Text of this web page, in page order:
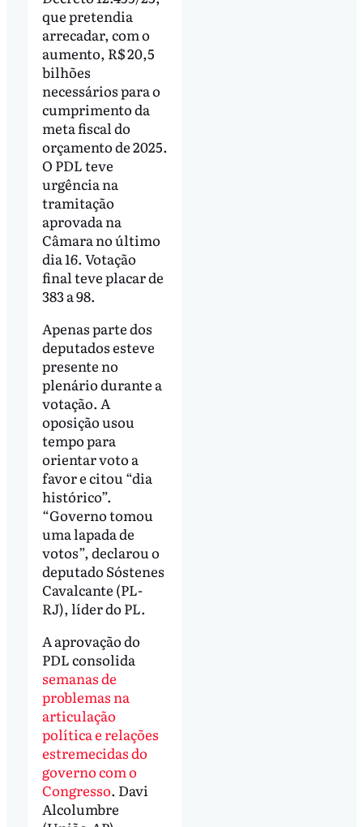
que pretendia
arrecadar, com o
aumento, R$ 20,5
bilhões
necessários para o
cumprimento da
meta fiscal do
orçamento de 2025.
O PDL teve
urgência na
tramitação
aprovada na
Câmara no último
dia 16. Votação
final teve placar de
383 a 98.
Apenas parte dos
deputados esteve
presente no
plenário durante a
votação. A
oposição usou
tempo para
orientar voto a
favor e citou “dia
histórico”.
“Governo tomou
uma lapada de
votos”, declarou o
deputado Sóstenes
Cavalcante (PL-
RJ), líder do PL.
A aprovação do
PDL consolida
semanas de
problemas na
articulação
política e relações
estremecidas do
governo com o
Congresso. Davi
Alcolumbre